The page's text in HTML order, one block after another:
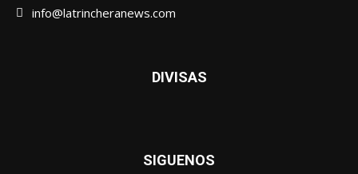
info@latrincheranews.com
DIVISAS
SIGUENOS